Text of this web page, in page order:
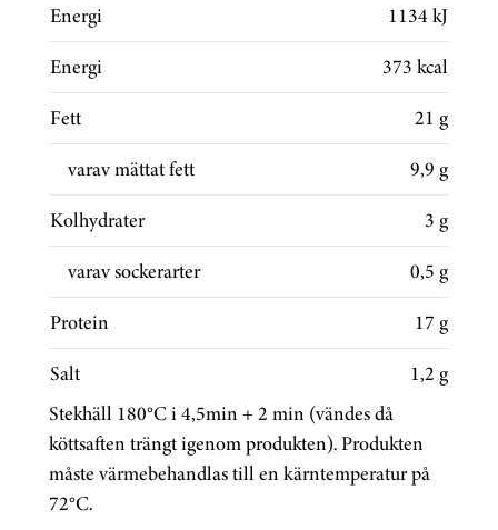
Energi
1134 kJ
Energi
373 kcal
Fett
21 g
varav mättat fett
9,9 g
Kolhydrater
3 g
varav sockerarter
0,5 g
Protein
17 g
Salt
1,2 g
Stekhäll 180°C i 4,5min + 2 min (vändes då
köttsaften trängt igenom produkten). Produkten
måste värmebehandlas till en kärntemperatur på
72°C.